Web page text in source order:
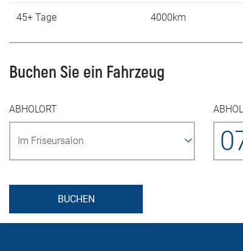
45+ Tage 4000km
Buchen Sie ein Fahrzeug
ABHOLORT
BUCHEN